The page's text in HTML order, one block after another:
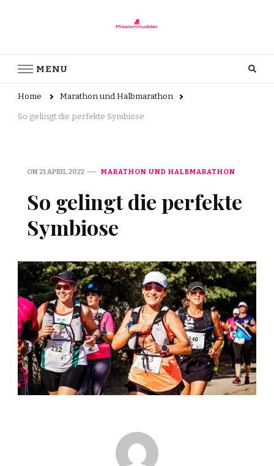
MENU
Home Marathon und Halbmarathon
So gelingt die perfekte Symbiose
ON21 APRIL 2022 MARATHON UND HALBMARATHON
So gelingt die perfekte
Symbiose